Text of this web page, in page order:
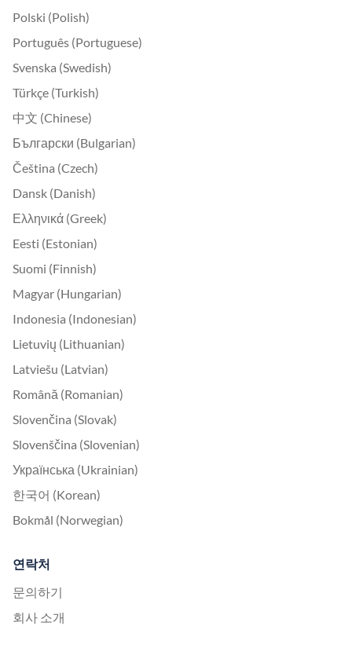
Polski (Polish)
Português (Portuguese)
Svenska (Swedish)
Türkçe (Turkish)
中文 (Chinese)
Български (Bulgarian)
Čeština (Czech)
Dansk (Danish)
Ελληνικά (Greek)
Eesti (Estonian)
Suomi (Finnish)
Magyar (Hungarian)
Indonesia (Indonesian)
Lietuvių (Lithuanian)
Latviešu (Latvian)
Română (Romanian)
Slovenčina (Slovak)
Slovenščina (Slovenian)
Українська (Ukrainian)
한국어 (Korean)
Bokmål (Norwegian)
연락처
문의하기
회사 소개